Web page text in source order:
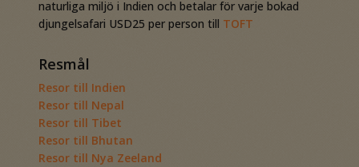
naturliga miljö i Indien och betalar för varje bokad
djungelsafari USD25 per person till TOFT
Resmål
Resor till Indien
Resor till Nepal
Resor till Tibet
Resor till Bhutan
Resor till Nya Zeeland